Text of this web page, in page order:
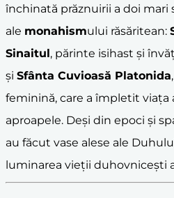
închinată prăznuirii a doi mari
ale monahismului răsăritean:
Sinaitul, părinte isihast și
și Sfânta Cuvioasă Platonida
feminină, care a împletit viața
aproapele. Deși din epoci și
au făcut vase alese ale
luminarea vieții duhovnicești